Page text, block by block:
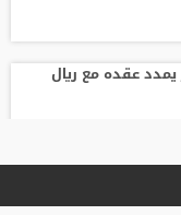
عقده مع ريال
نادٍ فرنسي يتوصل